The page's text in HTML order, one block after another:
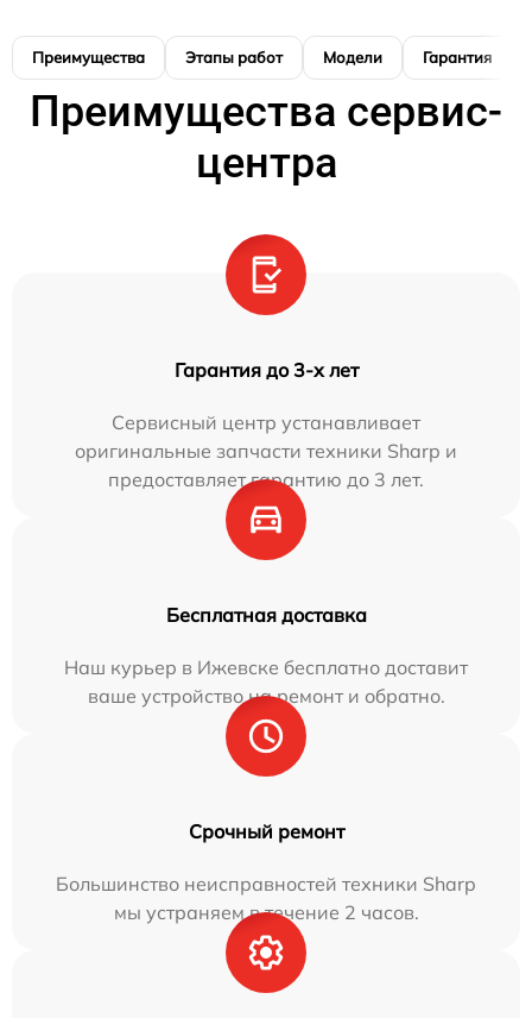
Преимущества Этапы работ Модели Гарантия
Преимущества сервис-
центра
Гарантия до 3-х лет
Сервисный центр устанавливает
оригинальные запчасти техники Sharp и
предоставляет гарантию до 3 лет.
Бесплатная доставка
Наш курьер в Ижевске бесплатно доставит
ваше устройство на ремонт и обратно.
Срочный ремонт
Большинство неисправностей техники Sharp
мы устраняем в течение 2 часов.